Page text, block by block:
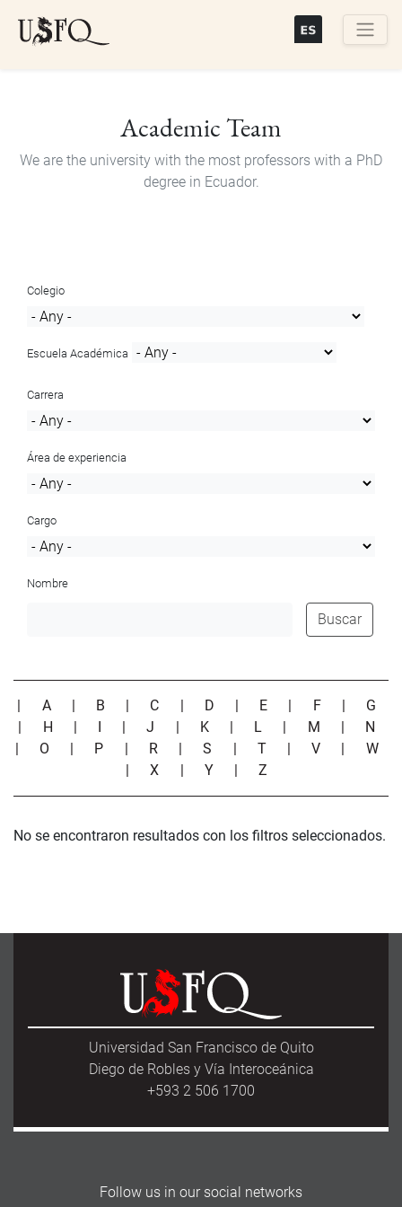
Academic Team
We are the university with the most professors with a PhD
degree in Ecuador.
Colegio
Escuela Académica
Carrera
Área de experiencia
Cargo
Nombre
Buscar
| A | B | C | D | E | F | G
| H | I |J | K | L | M | N
| O | P | R |S | T |V | W
|X | Y |Z
No se encontraron resultados con los filtros seleccionados.
Universidad San Francisco de Quito
Diego de Robles y Vía Interoceánica
+593 2 506 1700
Follow us in our social networks